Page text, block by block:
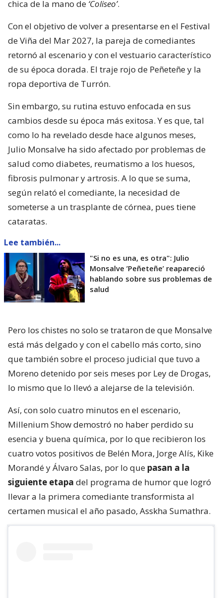
chica de la mano de ‘Coliseo’.
Con el objetivo de volver a presentarse en el Festival
de Viña del Mar 2027, la pareja de comediantes
retornó al escenario y con el vestuario característico
de su época dorada. El traje rojo de Peñeteñe y la
ropa deportiva de Turrón.
Sin embargo, su rutina estuvo enfocada en sus
cambios desde su época más exitosa. Y es que, tal
como lo ha revelado desde hace algunos meses,
Julio Monsalve ha sido afectado por problemas de
salud como diabetes, reumatismo a los huesos,
fibrosis pulmonar y artrosis. A lo que se suma,
según relató el comediante, la necesidad de
someterse a un trasplante de córnea, pues tiene
cataratas.
Lee también...
"Si no es una, es otra": Julio
Monsalve ’Peñeteñe’ reapareció
hablando sobre sus problemas de
salud
Pero los chistes no solo se trataron de que Monsalve
está más delgado y con el cabello más corto, sino
que también sobre el proceso judicial que tuvo a
Moreno detenido por seis meses por Ley de Drogas,
lo mismo que lo llevó a alejarse de la televisión.
Así, con solo cuatro minutos en el escenario,
Millenium Show demostró no haber perdido su
esencia y buena química, por lo que recibieron los
cuatro votos positivos de Belén Mora, Jorge Alís, Kike
Morandé y Álvaro Salas, por lo que pasan a la
siguiente etapa del programa de humor que logró
llevar a la primera comediante transformista al
certamen musical el año pasado, Asskha Sumathra.